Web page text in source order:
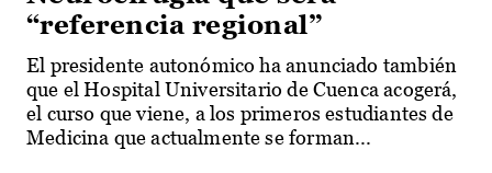
“referencia regional”
El presidente autonómico ha anunciado también
que el Hospital Universitario de Cuenca acogerá,
el curso que viene, a los primeros estudiantes de
Medicina que actualmente se forman...